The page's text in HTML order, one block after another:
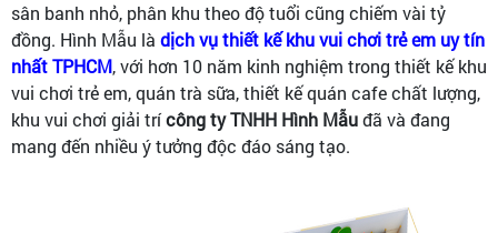
sân banh nhỏ, phân khu theo độ tuổi cũng chiếm vài tỷ
đồng. Hình Mẫu là dịch vụ thiết kế khu vui chơi trẻ em uy tín
nhất TPHCM, với hơn 10 năm kinh nghiệm trong thiết kế khu
vui chơi trẻ em, quán trà sữa, thiết kế quán cafe chất lượng,
khu vui chơi giải trícông ty TNHH Hình Mẫuđã và đang
mang đến nhiều ý tưởng độc đáo sáng tạo.